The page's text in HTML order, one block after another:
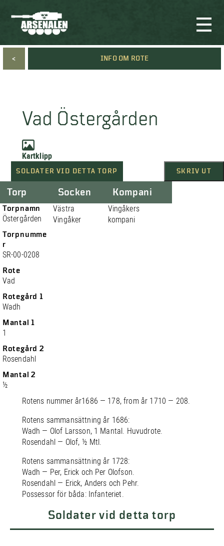
< INFO OM ROTE
Vad Östergården
Kartklipp
SOLDATER VID DETTA TORP SKRIV UT
Torp
Torpnamn
Östergården
Torpnumme
r
SR-00-0208
Rote
Vad
Rotegård 1
Wadh
Mantal 1
1
Rotegård 2
Rosendahl
Mantal 2
½
Socken
Västra
Vingåker
Kompani
Vingåkers
kompani
Rotens nummer år1686 — 178, from år 1710 — 208.
Rotens sammansättning år 1686:
Wadh — Olof Larsson, 1 Mantal. Huvudrote.
Rosendahl — Olof, ½ Mtl.
Rotens sammansättning år 1728:
Wadh — Per, Erick och Per Olofson.
Rosendahl — Erick, Anders och Pehr.
Possessor för båda: Infanteriet.
Soldater vid detta torp